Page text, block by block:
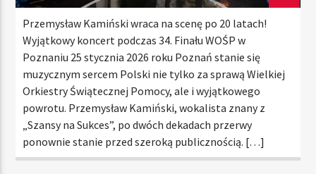
Przemysław Kamiński wraca na scenę po 20 latach!
Wyjątkowy koncert podczas 34. Finału WOŚP w
Poznaniu 25 stycznia 2026 roku Poznań stanie się
muzycznym sercem Polski nie tylko za sprawą Wielkiej
Orkiestry Świątecznej Pomocy, ale i wyjątkowego
powrotu. Przemysław Kamiński, wokalista znany z
„Szansy na Sukces”, po dwóch dekadach przerwy
ponownie stanie przed szeroką publicznością. […]